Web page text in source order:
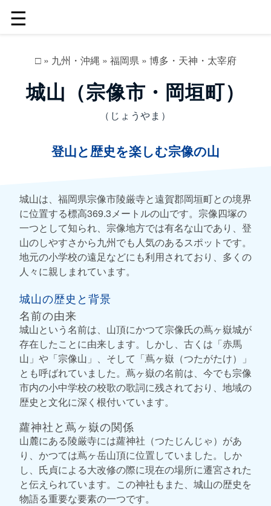
☰
□» 九州・沖縄 » 福岡県» 博多・天神・太宰府
城山（宗像市・岡垣町）
（じょうやま）
登山と歴史を楽しむ宗像の山
城山は、福岡県宗像市陵厳寺と遠賀郡岡垣町との境界
に位置する標高369.3メートルの山です。宗像四塚の
一つとして知られ、宗像地方では有名な山であり、登
山のしやすさから九州でも人気のあるスポットです。
地元の小学校の遠足などにも利用されており、多くの
人々に親しまれています。
城山の歴史と背景
名前の由来
城山という名前は、山頂にかつて宗像氏の蔦ヶ嶽城が
存在したことに由来します。しかし、古くは「赤馬
山」や「宗像山」、そして「蔦ヶ嶽（つたがたけ）」
とも呼ばれていました。蔦ヶ嶽の名前は、今でも宗像
市内の小中学校の校歌の歌詞に残されており、地域の
歴史と文化に深く根付いています。
蘿神社と蔦ヶ嶽の関係
山麓にある陵厳寺には蘿神社（つたじんじゃ）があ
り、かつては蔦ヶ岳山頂に位置していました。しか
し、氏貞による大改修の際に現在の場所に遷宮された
と伝えられています。この神社もまた、城山の歴史を
物語る重要な要素の一つです。